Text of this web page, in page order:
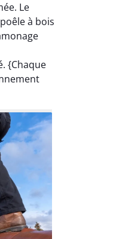
Le
à bois
{Chaque